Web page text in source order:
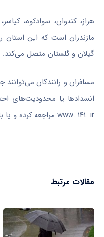
مازندران است که این استان
گیلان و گلستان متصل می‌کند.
مسافران و رانندگان
انسدادها یا محدودیت‌های
www. ۱۴۱. ir مراجعه کرده و یا با تلفن گویای ۱۴۱ تماس حاصل کنند.
مقالات مرتبط